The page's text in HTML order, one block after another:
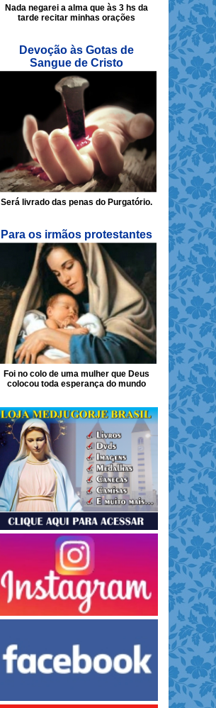
Nada negarei a alma que às 3 hs da
tarde recitar minhas orações
Devoção às Gotas de
Sangue de Cristo
Será livrado das penas do Purgatório.
Para os irmãos protestantes
Foi no colo de uma mulher que Deus
colocou toda esperança do mundo